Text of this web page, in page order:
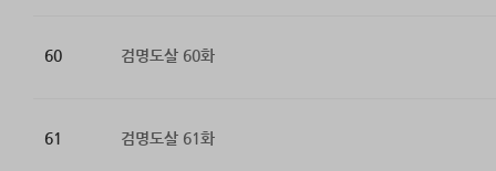
60 검명도살 60화
61 검명도살 61화